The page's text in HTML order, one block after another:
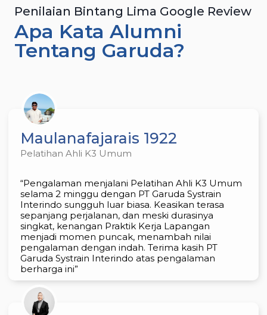
Penilaian Bintang Lima Google Review
Apa Kata Alumni
Tentang Garuda?
Maulanafajarais 1922
Pelatihan Ahli K3 Umum
“Pengalaman menjalani Pelatihan Ahli K3 Umum
selama 2 minggu dengan PT Garuda Systrain
Interindo sungguh luar biasa. Keasikan terasa
sepanjang perjalanan, dan meski durasinya
singkat, kenangan Praktik Kerja Lapangan
menjadi momen puncak, menambah nilai
pengalaman dengan indah. Terima kasih PT
Garuda Systrain Interindo atas pengalaman
berharga ini”